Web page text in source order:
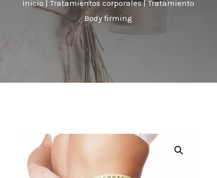
Inicio |Tratamientos corporales| Tratamiento
Body firming